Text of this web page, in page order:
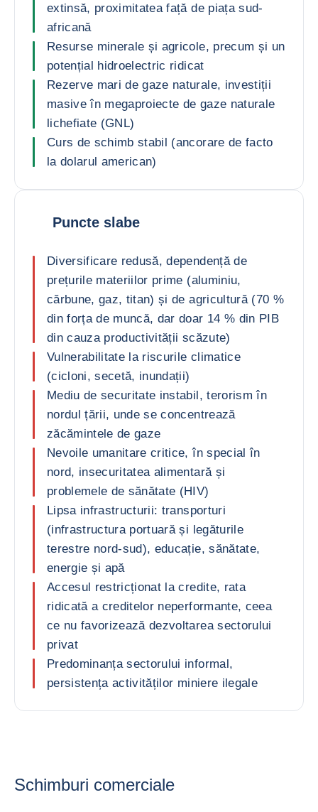
extinsă, proximitatea față de piața sud-
africană
Resurse minerale și agricole, precum și un
potențial hidroelectric ridicat
Rezerve mari de gaze naturale, investiții
masive în megaproiecte de gaze naturale
lichefiate (GNL)
Curs de schimb stabil (ancorare de facto
la dolarul american)
Puncte slabe
Diversificare redusă, dependență de
prețurile materiilor prime (aluminiu,
cărbune, gaz, titan) și de agricultură (70 %
din forța de muncă, dar doar 14 % din PIB
din cauza productivității scăzute)
Vulnerabilitate la riscurile climatice
(cicloni, secetă, inundații)
Mediu de securitate instabil, terorism în
nordul țării, unde se concentrează
zăcămintele de gaze
Nevoile umanitare critice, în special în
nord, insecuritatea alimentară și
problemele de sănătate (HIV)
Lipsa infrastructurii: transporturi
(infrastructura portuară și legăturile
terestre nord-sud), educație, sănătate,
energie și apă
Accesul restricționat la credite, rata
ridicată a creditelor neperformante, ceea
ce nu favorizează dezvoltarea sectorului
privat
Predominanța sectorului informal,
persistența activităților miniere ilegale
Schimburi comerciale